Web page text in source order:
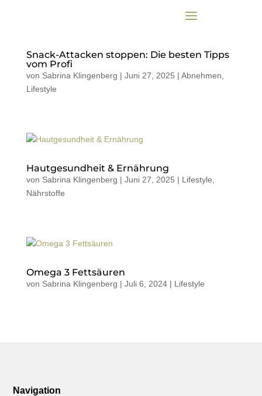
Snack-Attacken stoppen: Die besten Tipps
vom Profi
von Sabrina Klingenberg | Juni 27, 2025 | Abnehmen
Lifestyle
Hautgesundheit & Ernährung
von Sabrina Klingenberg | Juni 27, 2025 | Lifestyle
Nährstoffe
Omega 3 Fettsäuren
von Sabrina Klingenberg | Juli 6, 2024| Lifestyle
Navigation